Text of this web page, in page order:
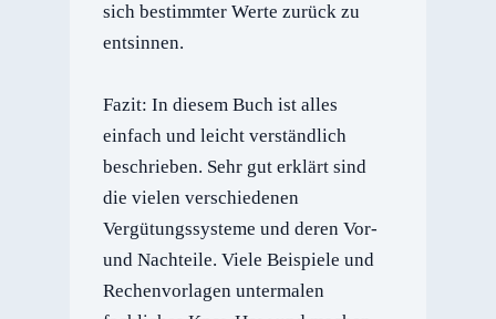
sich bestimmter Werte zurück zu
entsinnen.
Fazit: In diesem Buch ist alles
einfach und leicht verständlich
beschrieben. Sehr gut erklärt sind
die vielen verschiedenen
Vergütungssysteme und deren Vor-
und Nachteile. Viele Beispiele und
Rechenvorlagen untermalen